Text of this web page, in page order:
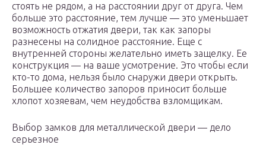
стоять не рядом, а на расстоянии друг от друга. Чем
больше это расстояние, тем лучше — это уменьшает
возможность отжатия двери, так как запоры
разнесены на солидное расстояние. Еще с
внутренней стороны желательно иметь защелку. Ее
конструкция — на ваше усмотрение. Это чтобы если
кто-то дома, нельзя было снаружи двери открыть.
Большее количество запоров приносит больше
хлопот хозяевам, чем неудобства взломщикам.
Выбор замков для металлической двери — дело
серьезное